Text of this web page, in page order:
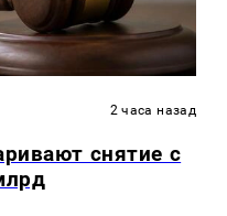
2 часа назад
снятие с